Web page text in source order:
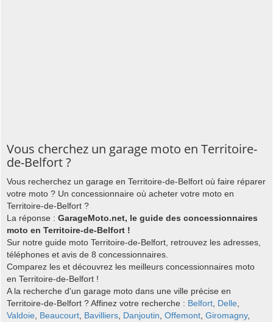
Vous cherchez un garage moto en Territoire-
de-Belfort ?
Vous recherchez un garage en Territoire-de-Belfort où faire réparer
votre moto ? Un concessionnaire où acheter votre moto en
Territoire-de-Belfort ?
La réponse : GarageMoto.net, le guide des concessionnaires
moto en Territoire-de-Belfort !
Sur notre guide moto Territoire-de-Belfort, retrouvez les adresses,
téléphones et avis de 8 concessionnaires.
Comparez les et découvrez les meilleurs concessionnaires moto
en Territoire-de-Belfort !
A la recherche d'un garage moto dans une ville précise en
Territoire-de-Belfort ? Affinez votre recherche : Belfort, Delle,
Valdoie, Beaucourt, Bavilliers, Danjoutin, Offemont, Giromagny,